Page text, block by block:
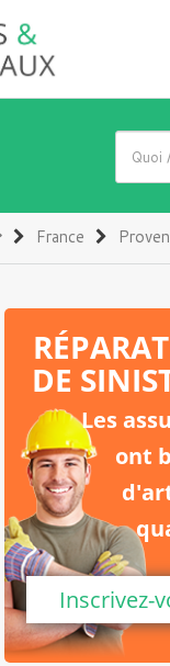
(current)
France
DE
Les
ont
Inscrivez-